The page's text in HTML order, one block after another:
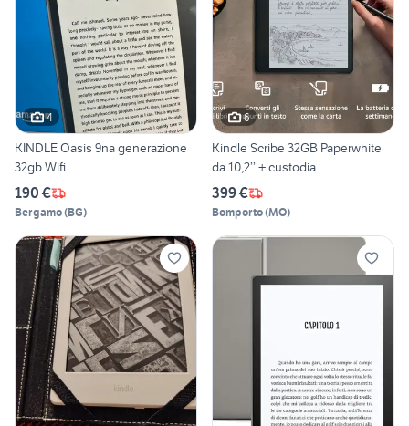
4
KINDLE Oasis 9na generazione
32gb Wifi
190 €
Bergamo(BG)
6
Kindle Scribe 32GB Paperwhite
da 10,2’’ + custodia
399 €
Bomporto(MO)